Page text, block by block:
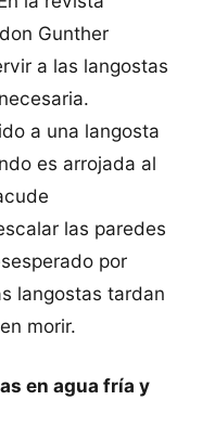
Gunther
a las langostas
a una langosta
es arrojada al
las paredes
por
langostas tardan
morir.
en agua frí­a y